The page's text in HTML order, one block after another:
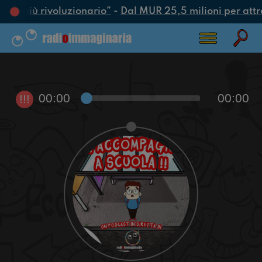
più rivoluzionario”- Dal MUR 25,5 milioni per
!!! 00:00 00:00